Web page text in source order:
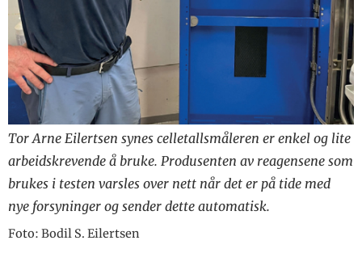
Tor Arne Eilertsen synes celletallsmåleren er enkel og lite
arbeidskrevende å bruke. Produsenten av reagensene som
brukes i testen varsles over nett når det er på tide med
nye forsyninger og sender dette automatisk.
Foto: Bodil S. Eilertsen